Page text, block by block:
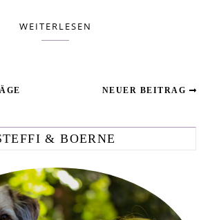
WEITERLESEN
NEUER BEITRAG
& BOERNE